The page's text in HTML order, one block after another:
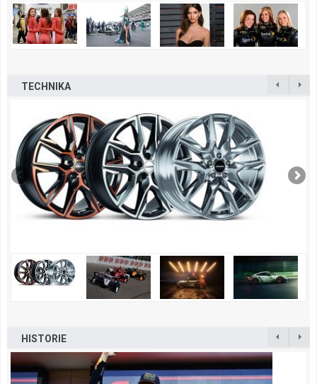
TECHNIKA
HISTORIE